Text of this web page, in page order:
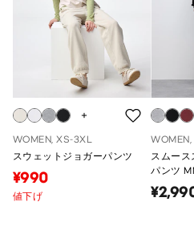
WOMEN, XS-3XL
スウェットジョガーパンツ
¥990
値下げ
スムース
パンツ